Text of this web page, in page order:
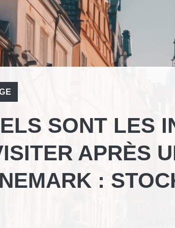
SONT LES
APRÈS
: